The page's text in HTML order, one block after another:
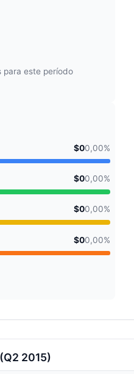
para este período
$00,00%
$00,00%
$00,00%
$00,00%
2015)